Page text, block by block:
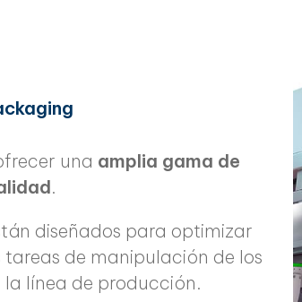
una amplia gama de
.
diseñados para optimizar
de manipulación de los
línea de producción.